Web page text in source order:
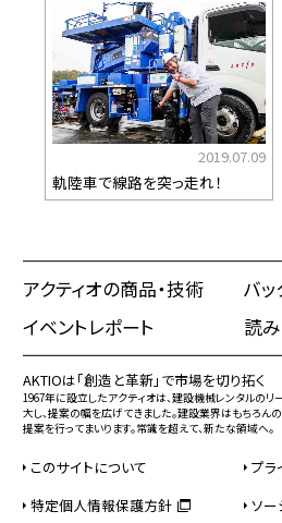
2019.07.09
軌陸車で線路を突っ走れ！
アクティオの商品・技術
バッ
イベントレポート
読
AKTIOは「創造と革新」で市場を切り拓く
1967年に設立したアクティオは、建設機械レンタルのリ
大し、提案の幅を広げてきました。建設業界はもちろん
提案を行ってまいります。常識を超えて、新たな領域へ。
このサイトについて
プラ
特定個人情報保護方針
ソー